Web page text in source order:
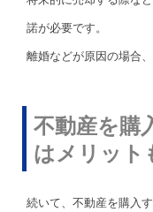
諾が必要です。
離婚などが原因の場合
不動産を購
はメリット
続いて、不動産を購入